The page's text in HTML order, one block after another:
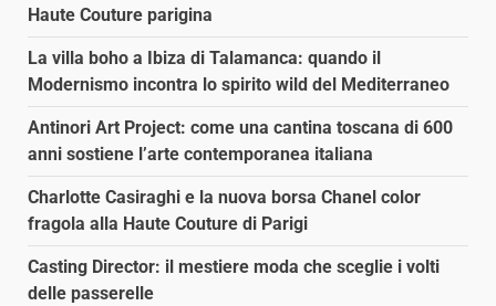
Haute Couture parigina
La villa boho a Ibiza di Talamanca: quando il
Modernismo incontra lo spirito wild del Mediterraneo
Antinori Art Project: come una cantina toscana di 600
anni sostiene l’arte contemporanea italiana
Charlotte Casiraghi e la nuova borsa Chanel color
fragola alla Haute Couture di Parigi
Casting Director: il mestiere moda che sceglie i volti
delle passerelle